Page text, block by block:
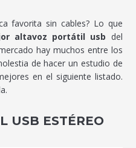
favorita sin cables? Lo que
altavoz portátil usb del
hay muchos entre los
de hacer un estudio de
en el siguiente listado.
USB ESTÉREO